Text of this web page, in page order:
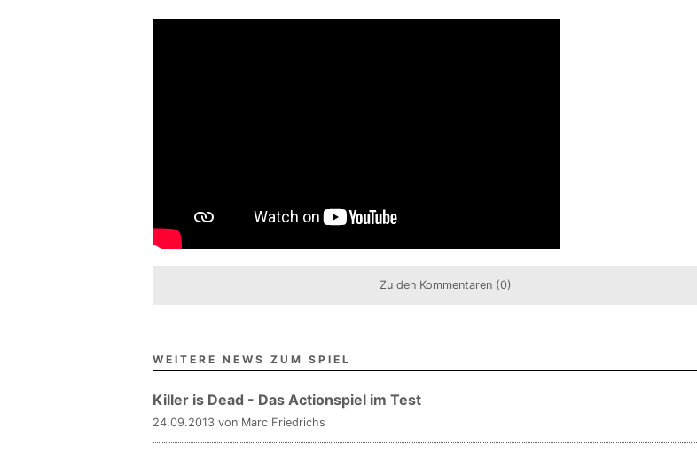
Zu den Kommentaren (0)
WEITERE NEWS ZUM SPIEL
Killer is Dead - Das Actionspiel im Test
24.09.2013 von Marc Friedrichs